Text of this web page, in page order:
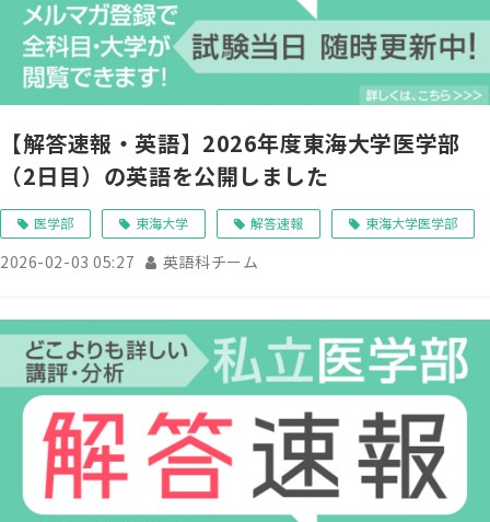
【解答速報・英語】2026年度東海大学医学部
（2日目）の英語を公開しました
医学部 東海大学 解答速報 東海大学医学部
2026-02-03 05:27 英語科チーム